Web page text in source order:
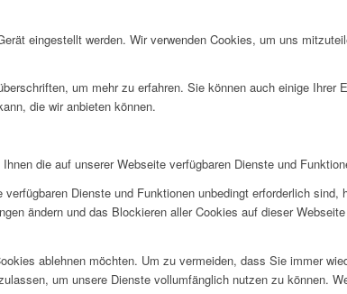
eingestellt werden. Wir verwenden Cookies, um uns
um mehr zu erfahren. Sie können auch einige
die wir anbieten können.
die auf unserer Webseite verfügbaren Dienste und
Dienste und Funktionen unbedingt erforderlich
ändern und das Blockieren aller Cookies auf dieser
ablehnen möchten. Um zu vermeiden, dass Sie immer
um unsere Dienste vollumfänglich nutzen zu können.